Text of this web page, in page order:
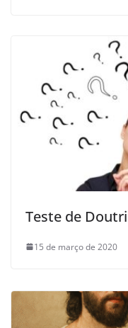
Teste de
15 de março de 2020